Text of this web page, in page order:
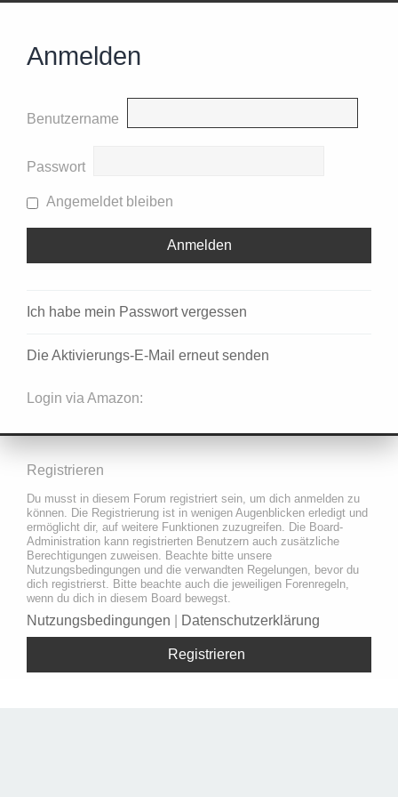
Anmelden
Benutzername
Passwort
Angemeldet bleiben
Ich habe mein Passwort vergessen
Die Aktivierungs-E-Mail erneut senden
Login via Amazon:
Registrieren
Du musst in diesem Forum registriert sein, um dich anmelden zu
können. Die Registrierung ist in wenigen Augenblicken erledigt und
ermöglicht dir, auf weitere Funktionen zuzugreifen. Die Board-
Administration kann registrierten Benutzern auch zusätzliche
Berechtigungen zuweisen. Beachte bitte unsere
Nutzungsbedingungen und die verwandten Regelungen, bevor du
dich registrierst. Bitte beachte auch die jeweiligen Forenregeln,
wenn du dich in diesem Board bewegst.
Nutzungsbedingungen Datenschutzerklärung
Registrieren